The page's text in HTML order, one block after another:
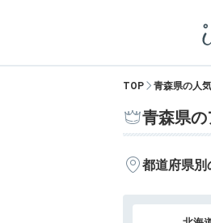
TOP 青森県の人
青森県
都道府県別